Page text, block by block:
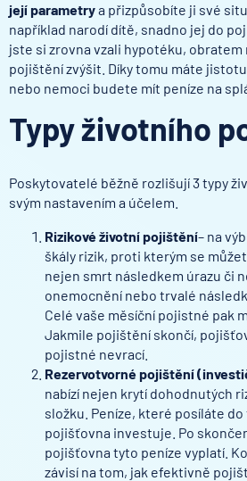
její parametrya přizpůsobíte ji své
například narodí dítě, snadno jej do
jste si zrovna vzali hypotéku,
pojištění zvýšit. Díky tomu máte
nebo nemoci budete mít peníze na
Typy životního
Poskytovatelé běžně rozlišují 3 typy
svým nastavením a účelem.
Rizikové životní pojištění– na
škály rizik, proti kterým se
nejen smrt následkem úrazu či
onemocnění nebo trvalé
Celé vaše měsíční pojistné pak
Jakmile pojištění skončí,
pojistné nevrací.
Rezervotvorné pojištění
nabízí nejen krytí dohodnutých
složku. Peníze, které posíláte
pojišťovna investuje. Po
pojišťovna tyto peníze vyplatí.
závisí na tom, jak efektivně